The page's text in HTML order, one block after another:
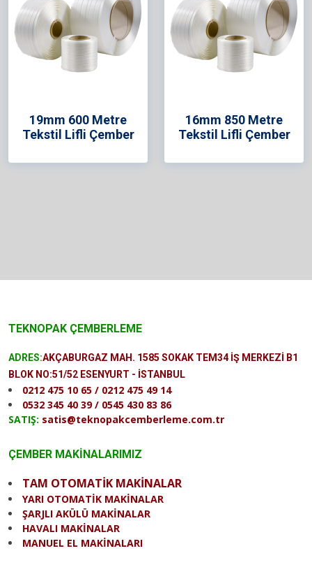
19mm 600 Metre
Tekstil Lifli Çember
16mm 850 Metre
Tekstil Lifli Çember
TEKNOPAK ÇEMBERLEME
ADRES:AKÇABURGAZ MAH. 1585 SOKAK TEM34 İŞ MERKEZİ B1
BLOK NO:51/52 ESENYURT - İSTANBUL
0212 475 10 65 / 0212 475 49 14
0532 345 40 39 / 0545 430 83 86
SATIŞ: satis@teknopakcemberleme.com.tr
ÇEMBER MAKİNALARIMIZ
TAM OTOMATİK MAKİNALAR
YARI OTOMATİK MAKİNALAR
ŞARJLI AKÜLÜ MAKİNALAR
HAVALI MAKİNALAR
MANUEL EL MAKİNALARI